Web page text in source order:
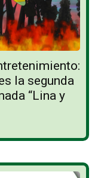
la segunda
“Lina y